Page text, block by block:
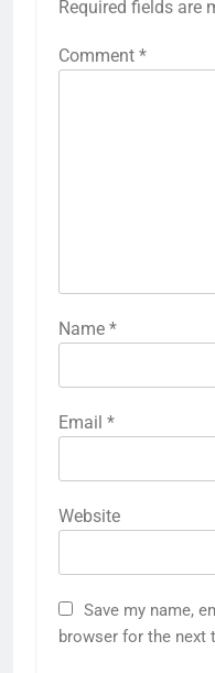
Required fields are
Comment *
Name *
Email *
Website
Save my name,
browser for the next